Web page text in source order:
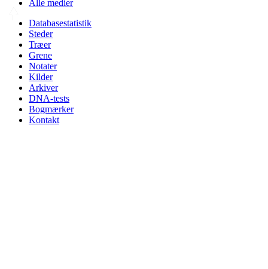
Alle medier
Databasestatistik
Steder
Træer
Grene
Notater
Kilder
Arkiver
DNA-tests
Bogmærker
Kontakt